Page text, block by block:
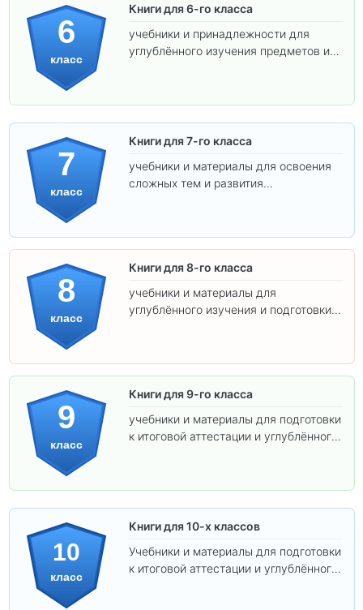
6
класс
Книги для 6-го класса
учебники и принадлежности для
углублённого изучения предметов и
7
класс
Книги для 7-го класса
учебники и материалы для освоения
сложных тем и развития
8
класс
Книги для 8-го класса
учебники и материалы для
углублённого изучения и подготовки к
9
класс
Книги для 9-го класса
учебники и материалы для подготовки
к итоговой аттестации и углублённого
10
класс
Книги для 10-х классов
Учебники и материалы для подготовки
к итоговой аттестации и углублённого